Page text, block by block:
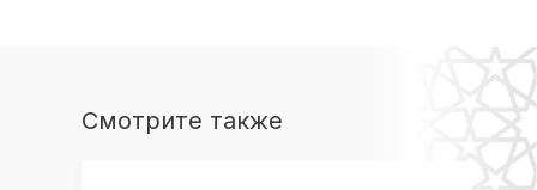
Смотрите также